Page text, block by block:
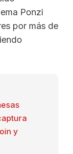
Ponzi
por más de
y